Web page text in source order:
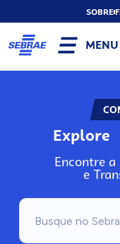
SOBRE
MENU
Encontre
e